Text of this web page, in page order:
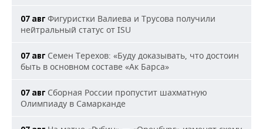
07 авг Фигуристки Валиева и Трусова получили
нейтральный статус от ISU
07 авг Семен Терехов: «Буду доказывать, что достоин
быть в основном составе «Ак Барса»
07 авг Сборная России пропустит шахматную
Олимпиаду в Самарканде